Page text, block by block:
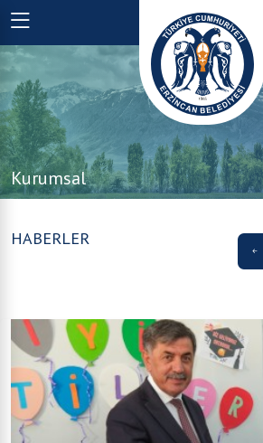
Kurumsal
HABERLER